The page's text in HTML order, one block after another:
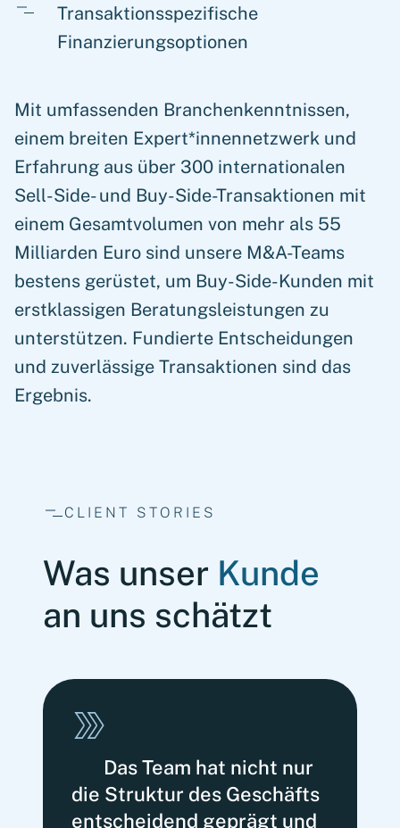
Transaktionsspezifische
Finanzierungsoptionen
Mit umfassenden Branchenkenntnissen,
einem breiten Expert*innennetzwerk und
Erfahrung aus über 300 internationalen
Sell-Side- und Buy-Side-Transaktionen mit
einem Gesamtvolumen von mehr als 55
Milliarden Euro sind unsere M&A-Teams
bestens gerüstet, um Buy-Side-Kunden mit
erstklassigen Beratungsleistungen zu
unterstützen. Fundierte Entscheidungen
und zuverlässige Transaktionen sind das
Ergebnis.
CLIENT STORIES
Was unser Kunde
an uns schätzt
Das Team hat nicht nur
die Struktur des Geschäfts
entscheidend geprägt und